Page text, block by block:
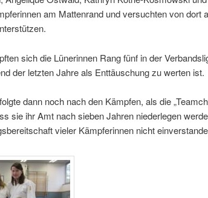
am Mattenrand und versuchten von dort
sich die Lünerinnen Rang fünf in der
der letzten Jahre als Enttäuschung zu werten ist.
dann noch nach den Kämpfen, als die
sie ihr Amt nach sieben Jahren niederlegen
vieler Kämpferinnen nicht